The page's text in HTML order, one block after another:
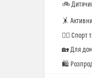
🚲
🤸
🏋️‍♂️ Спорт
🏡 Для
🛍